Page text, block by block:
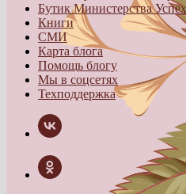
Бутик Министерства
Книги
СМИ
Карта блога
Помощь блогу
Мы в соцсетях
Техподдержка